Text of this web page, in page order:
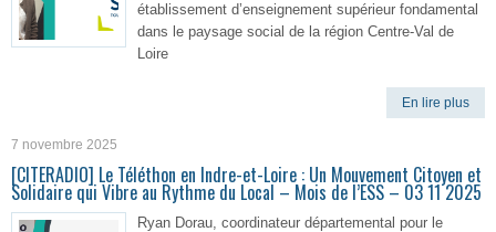
établissement d’enseignement supérieur fondamental
dans le paysage social de la région Centre-Val de
Loire
En lire plus
7 novembre 2025
[CITERADIO] Le Téléthon en Indre-et-Loire : Un Mouvement Citoyen et
Solidaire qui Vibre au Rythme du Local – Mois de l’ESS – 03 11 2025
Ryan Dorau, coordinateur départemental pour le